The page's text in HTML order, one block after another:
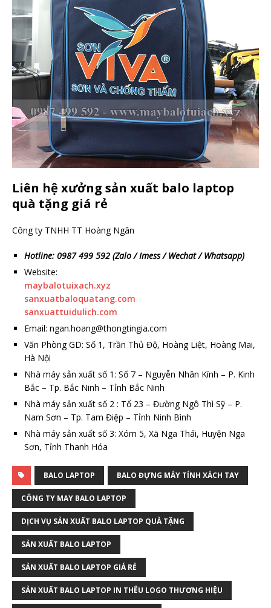
Liên hệ xưởng sản xuất balo laptop
quà tặng giá rẻ
Công ty TNHH TT Hoàng Ngân
Hotline: 0987 499 592 (Zalo / Imess / Wechat / Whatsapp)
Website:
maybalotuixach.xyz
sanxuatbaloquatang.com
sanxuattuidulich.com
Email: ngan.hoang@thongtingia.com
Văn Phòng GD: Số 1, Trần Thủ Độ, Hoàng Liệt, Hoàng Mai,
Hà Nội
Nhà máy sản xuất số 1: Số 7 – Nguyễn Nhân Kính – P. Kinh
Bắc – Tp. Bắc Ninh – Tỉnh Bắc Ninh
Nhà máy sản xuất số 2 : Tổ 23 – Đường Ngô Thì Sỹ – P.
Nam Sơn – Tp. Tam Điệp – Tỉnh Ninh Bình
Nhà máy sản xuất số 3: Xóm 5, Xã Nga Thái, Huyện Nga
Sơn, Tỉnh Thanh Hóa
BALO LAPTOP BALO ĐỰNG MÁY TÍNH XÁCH TAY
CÔNG TY MAY BALO LAPTOP
DỊCH VỤ SẢN XUẤT BALO LAPTOP QUÀ TẶNG
SẢN XUẤT BALO LAPTOP
SẢN XUẤT BALO LAPTOP GIÁ RẺ
SẢN XUẤT BALO LAPTOP IN THÊU LOGO THƯƠNG HIỆU